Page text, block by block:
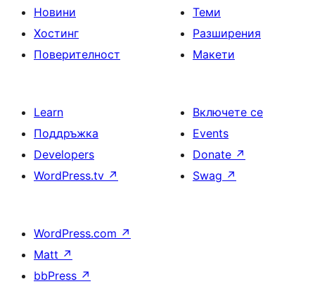
Новини
Хостинг
Поверителност
Теми
Разширения
Макети
Learn
Поддръжка
Developers
WordPress.tv ↗
Включете се
Events
Donate ↗
Swag ↗
WordPress.com ↗
Matt ↗
bbPress ↗